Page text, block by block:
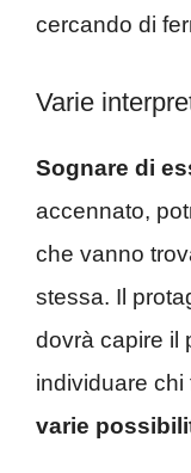
cercando di
Varie
Sognare di
accennato,
che vanno
stessa. Il
dovrà capire il
individuare
varie